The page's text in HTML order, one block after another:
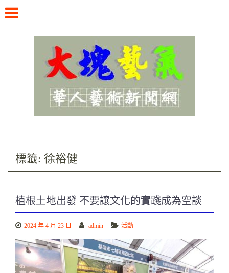
content
標籤: 徐裕健
植根土地出發 不要讓文化的實踐成為空談
2024 年 4 月 23 日 admin 活動